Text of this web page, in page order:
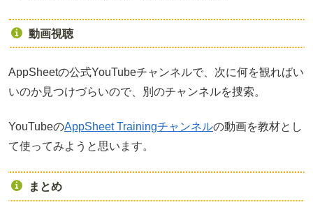
動画視聴
AppSheetの公式YouTubeチャンネルで、次に何を観ればい
いのか見つけづらいので、別のチャンネルを捜索。
YouTubeのAppSheet Trainingチャンネルの動画を教材とし
て使ってみようと思います。
まとめ